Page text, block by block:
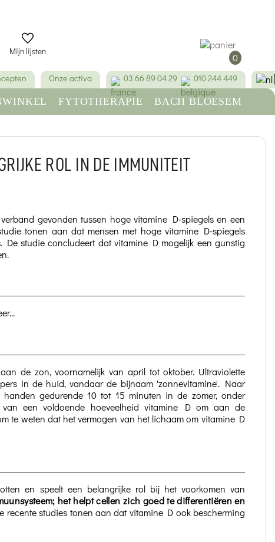
Mijn lijsten 0
Onze activa 03 66 89 04 29 010 244 449
FYTOTHERAPIE
BACH BLOESEM
ROL IN DE IMMUNITEIT
gevonden tussen hoge vitamine D-spiegels en een
tonen aan dat mensen met hoge vitamine D-spiegels
De studie concludeert dat vitamine D mogelijk een gunstig
de zon, voornamelijk van april tot oktober. Ultraviolette
in de huid, vandaar de bijnaam 'zonnevitamine'. Naar
gedurende 10 tot 15 minuten in de zomer, onder
een voldoende hoeveelheid vitamine D om aan de
te weten dat het vermogen van het lichaam om vitamine D
en speelt een belangrijke rol bij het voorkomen van
het helpt cellen zich goed te differentiëren en
recente studies tonen aan dat vitamine D ook bescherming